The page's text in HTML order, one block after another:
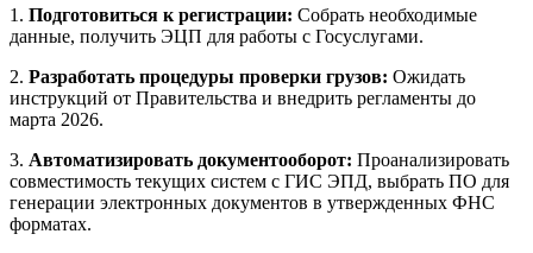
1. Подготовиться к регистрации: Собрать необходимые
данные, получить ЭЦП для работы с Госуслугами.
2. Разработать процедуры проверки грузов: Ожидать
инструкций от Правительства и внедрить регламенты до
марта 2026.
3. Автоматизировать документооборот: Проанализировать
совместимость текущих систем с ГИС ЭПД, выбрать ПО для
генерации электронных документов в утвержденных ФНС
форматах.